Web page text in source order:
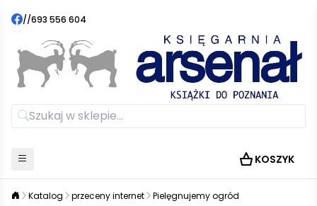
//693 556 604
KOSZYK
Katalog przeceny internet Pielęgnujemy ogród